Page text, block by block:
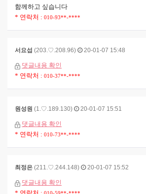
함께하고 싶습니다
* 연락처 : 010-93**-****
서요섭 (203.♡.208.96) 20-01-07 15:48
댓글내용 확인
* 연락처 : 010-37**-****
원성원 (1.♡.189.130) 20-01-07 15:51
댓글내용 확인
* 연락처 : 010-73**-****
최정은 (211.♡.244.148) 20-01-07 15:52
댓글내용 확인